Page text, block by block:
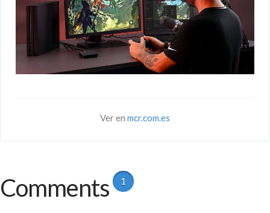
Ver en mcr.com.es
Comments 1